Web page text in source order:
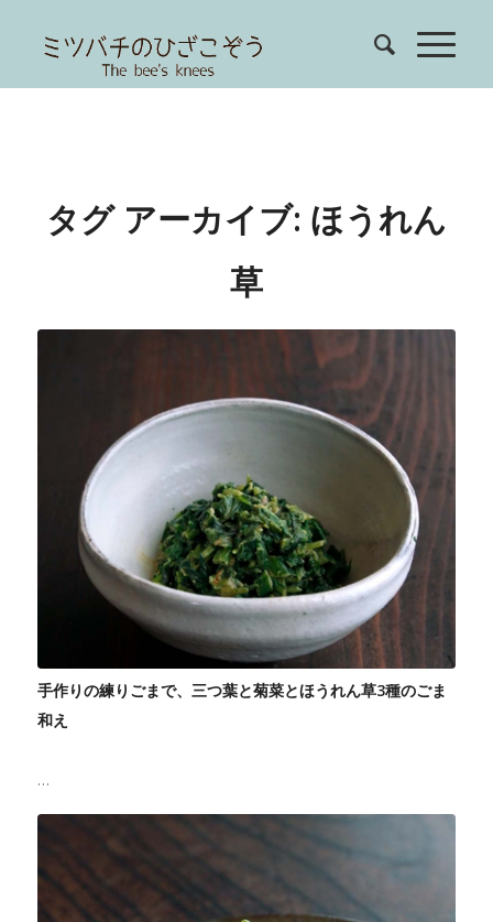
タグ アーカイブ: ほうれん
草
手作りの練りごまで、三つ葉と菊菜とほうれん草3種のごま
和え
…